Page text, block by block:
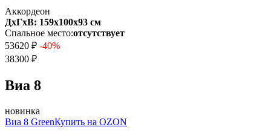
Аккордеон
ДхГхВ: 159х100x93 см
Спальное место:отсутствует
53620 ₽ -40%
38300 ₽
Виа 8
новинка
Виа 8 GreenКупить на OZON